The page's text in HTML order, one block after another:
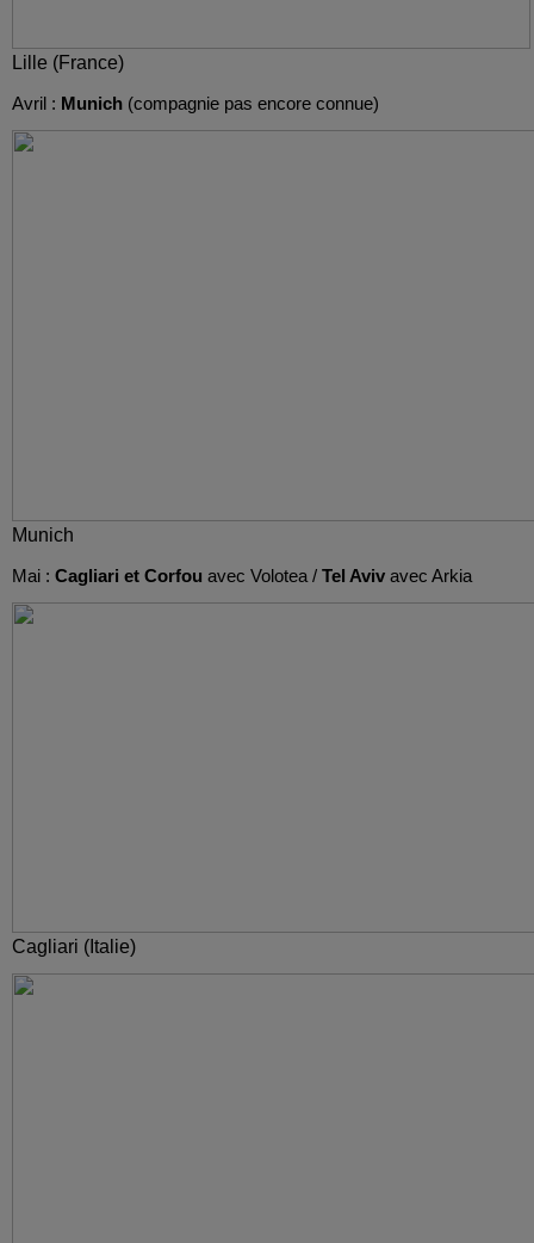
Lille (France)
Avril : Munich (compagnie pas encore connue)
Munich
Mai : Cagliari et Corfou avec Volotea / Tel Aviv avec Arkia
Cagliari (Italie)